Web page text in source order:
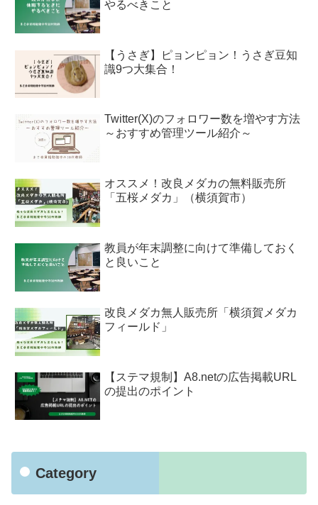
やるべきこと
【うさぎ】ピョンピョン！うさぎ豆知
識9つ大集合！
Twitter(X)のフォロワー数を増やす方法
～おすすめ管理ツール紹介～
オススメ！改良メダカの無料販売所
「五桜メダカ」（横須賀市）
教員が年末調整に向けて準備しておく
と良いこと
改良メダカ無人販売所「横須賀メダカ
フィールド」
【ステマ規制】A8.netの広告掲載URL
の提出のポイント
Category